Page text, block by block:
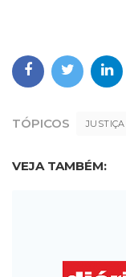
TÓPICOS
VEJA TAMBÉM: